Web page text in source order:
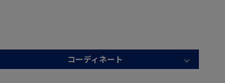
コーディネート